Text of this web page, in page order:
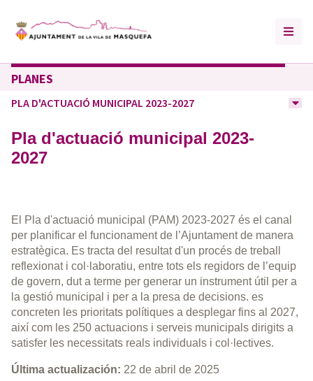
PLANES
PLA D'ACTUACIÓ MUNICIPAL 2023-2027
Pla d'actuació municipal 2023-
2027
El Pla d'actuació municipal (PAM) 2023-2027 és el canal
per planificar el funcionament de l’Ajuntament de manera
estratègica. Es tracta del resultat d'un procés de treball
reflexionat i col·laboratiu, entre tots els regidors de l’equip
de govern, dut a terme per generar un instrument útil per a
la gestió municipal i per a la presa de decisions. es
concreten les prioritats polítiques a desplegar fins al 2027,
així com les 250 actuacions i serveis municipals dirigits a
satisfer les necessitats reals individuals i col·lectives.
Última actualización: 22 de abril de 2025